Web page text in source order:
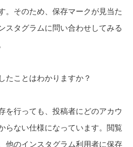
。そのため、保存マークが見当た
スタグラムに問い合わせしてみる
たことはわかりますか？
を行っても、投稿者にどのアカウ
らない仕様になっています。閲覧
他のインスタグラム利用者に保存